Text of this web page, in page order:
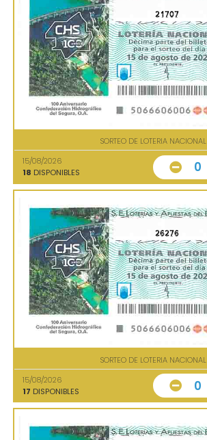
21707
SORTEO DE LOTERIA NACIONAL
15/08/2026
18 DISPONIBLES 0
26276
SORTEO DE LOTERIA NACIONAL
15/08/2026
17 DISPONIBLES 0